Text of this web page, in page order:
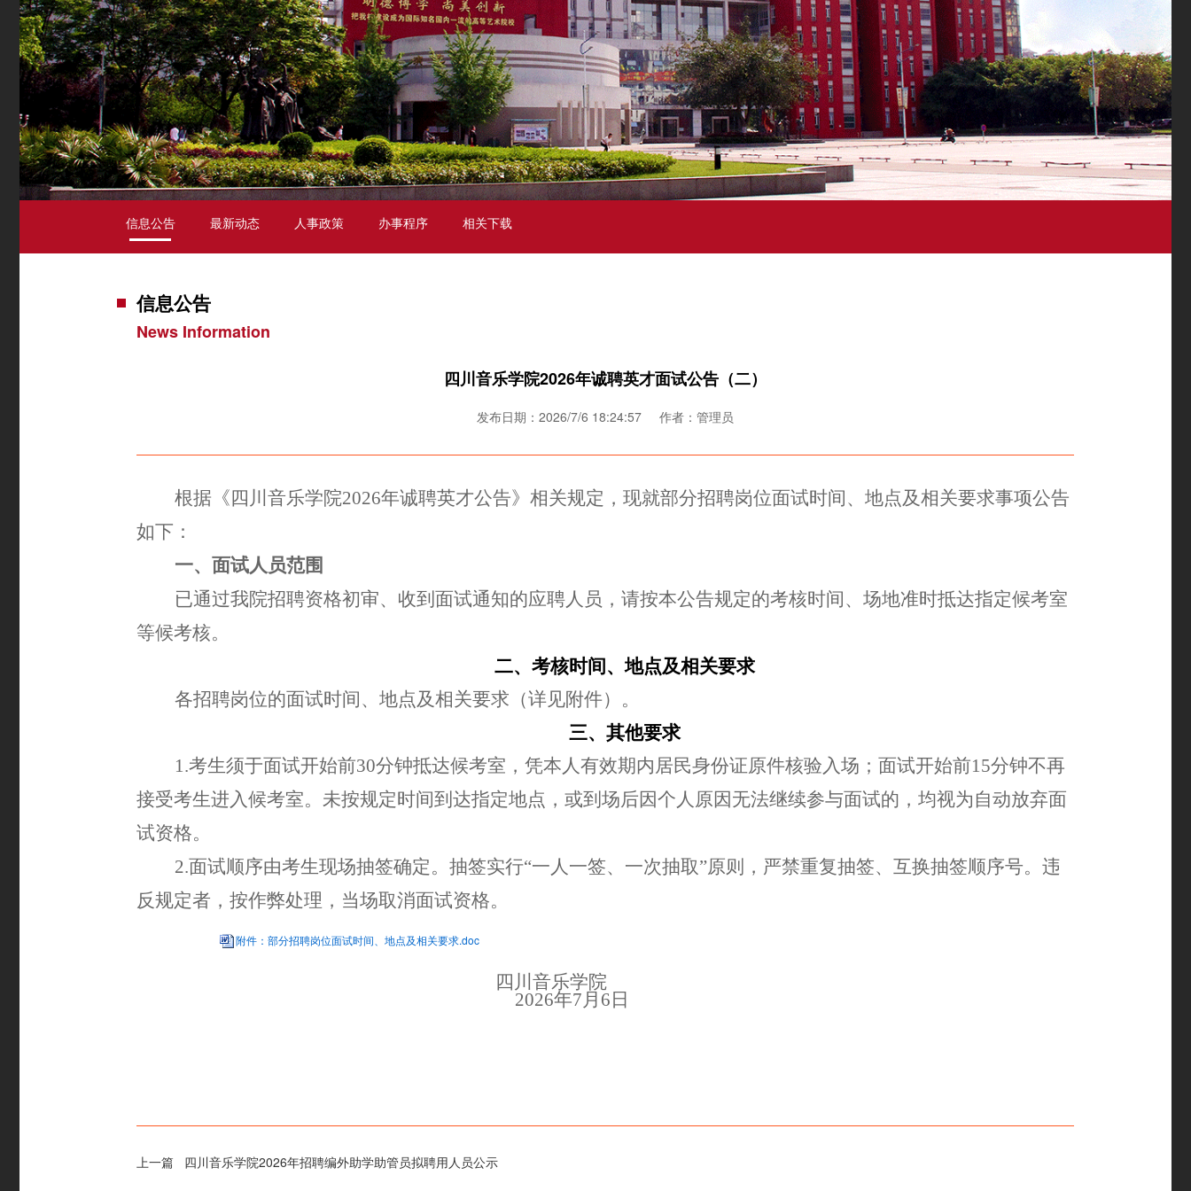
信息公告 最新动态 人事政策 办事程序 相关下载
信息公告
News Information
四川音乐学院2026年诚聘英才面试公告（二）
发布日期：2026/7/6 18:24:57 作者：管理员
根据《四川音乐学院2026年诚聘英才公告》相关规定，现就部分招聘岗位面试时间、地点及相关要求事项公告
如下：
一、面试人员范围
已通过我院招聘资格初审、收到面试通知的应聘人员，请按本公告规定的考核时间、场地准时抵达指定候考室
等候考核。
二、考核时间、地点及相关要求
各招聘岗位的面试时间、地点及相关要求（详见附件） 。
三、其他要求
1.考生须于面试开始前30分钟抵达候考室，凭本人有效期内居民身份证原件核验入场；面试开始前15分钟不再
接受考生进入候考室。未按规定时间到达指定地点，或到场后因个人原因无法继续参与面试的，均视为自动放弃面
试资格。
2.面试顺序由考生现场抽签确定。抽签实行“一人一签、一次抽取”原则，严禁重复抽签、互换抽签顺序号。违
反规定者，按作弊处理，当场取消面试资格。
附件：部分招聘岗位面试时间、地点及相关要求.doc
四川音乐学院
2026年7月6日
上一篇 四川音乐学院2026年招聘编外助学助管员拟聘用人员公示